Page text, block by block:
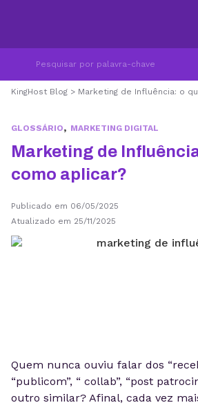
KingHost Blog > Marketing de Influência: o
GLOSSÁRIO, MARKETING DIGITAL
Marketing de
como aplicar?
Publicado em 06/05/2025
Atualizado em 25/11/2025
Quem nunca ouviu falar dos
“publicom”, “ collab”, “post
outro similar? Afinal, cada vez